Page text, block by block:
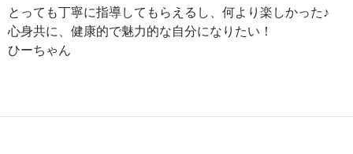
とっても丁寧に指導してもらえるし、何より楽しかった♪
心身共に、健康的で魅力的な自分になりたい！
ひーちゃん